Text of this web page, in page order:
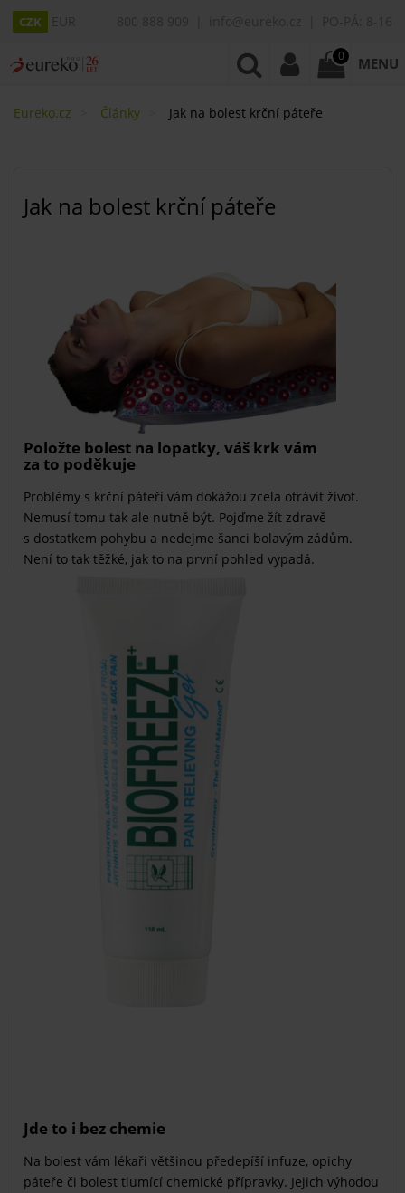
CZK
0 MENU
Eureko.cz Články Jak na bolest krční páteře
Jak na bolest krční páteře
Položte bolest na lopatky, váš krk vám
za to poděkuje
Problémy s krční páteří vám dokážou zcela otrávit život.
Nemusí tomu tak ale nutně být. Pojďme žít zdravě
s dostatkem pohybu a nedejme šanci bolavým zádům.
Není to tak těžké, jak to na první pohled vypadá.
Jde to i bez chemie
Na bolest vám lékaři většinou předepíší infuze, opichy
páteře či bolest tlumící chemické přípravky. Jejich výhodou